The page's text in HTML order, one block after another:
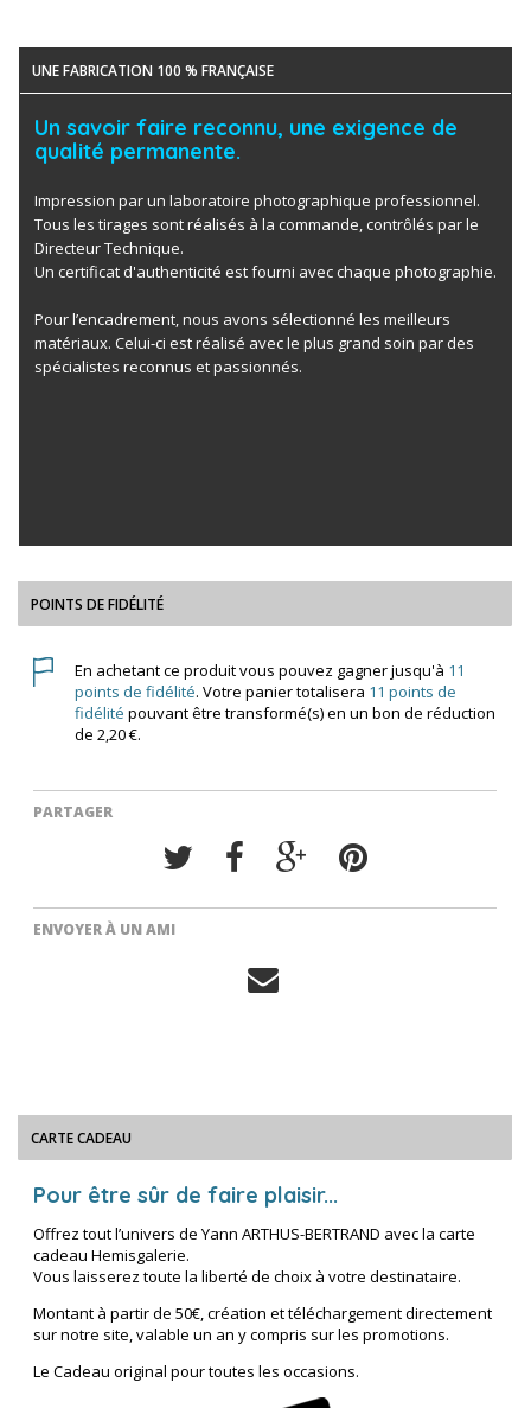
UNE FABRICATION 100 % FRANÇAISE
Un savoir faire reconnu, une exigence de
qualité permanente.
Impression par un laboratoire photographique professionnel.
Tous les tirages sont réalisés à la commande, contrôlés par le
Directeur Technique.
Un certificat d'authenticité est fourni avec chaque photographie.
Pour l’encadrement, nous avons sélectionné les meilleurs
matériaux. Celui-ci est réalisé avec le plus grand soin par des
spécialistes reconnus et passionnés.
POINTS DE FIDÉLITÉ
En achetant ce produit vous pouvez gagner jusqu'à 11
points de fidélité. Votre panier totalisera 11 points de
fidélité pouvant être transformé(s) en un bon de réduction
de 2,20 €.
PARTAGER
ENVOYER À UN AMI
CARTE CADEAU
Pour être sûr de faire plaisir...
Offrez tout l’univers de Yann ARTHUS-BERTRAND avec la carte
cadeau Hemisgalerie.
Vous laisserez toute la liberté de choix à votre destinataire.
Montant à partir de 50€, création et téléchargement directement
sur notre site, valable un an y compris sur les promotions.
Le Cadeau original pour toutes les occasions.